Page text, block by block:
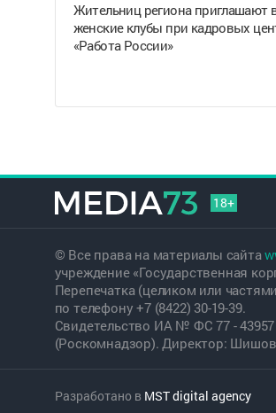
Жительниц региона приглашают
женские клубы при кадровых
«Работа России»
18+
© Все права на материалы сайта
учреждение «Государственная
Перепечатка (целиком или
по телефону +7 (8422) 30-19-39.
Свидетельство ИА № ФС 77 -
(Роскомнадзор). Директор:
Разработано в MST digital agency